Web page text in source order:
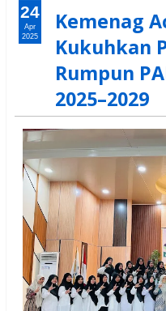
Kemenag
Kukuhkan
Rumpun
2025–2029
24
Apr
2025